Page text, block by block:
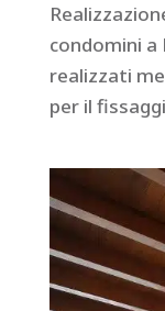
condomini
realizzati
per il